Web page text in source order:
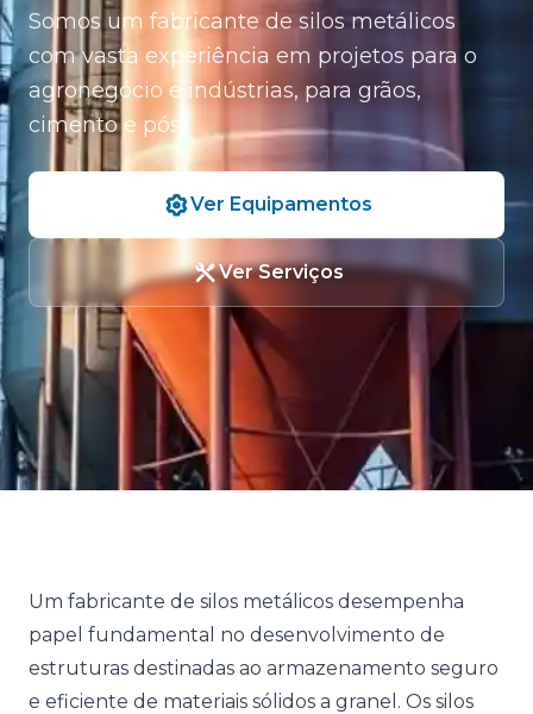
Somos um fabricante de silos metálicos
com vasta experiência em projetos para o
agronegócio e indústrias, para grãos,
cimento e pós.
Ver Equipamentos
Ver Serviços
Um fabricante de silos metálicos desempenha
papel fundamental no desenvolvimento de
estruturas destinadas ao armazenamento seguro
e eficiente de materiais sólidos a granel. Os silos